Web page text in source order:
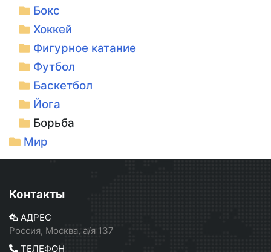
Бокс
Хоккей
Фигурное катание
Футбол
Баскетбол
Йога
Борьба
Мир
Контакты
АДРЕС
Россия, Москва, а/я 137
ТЕЛЕФОН